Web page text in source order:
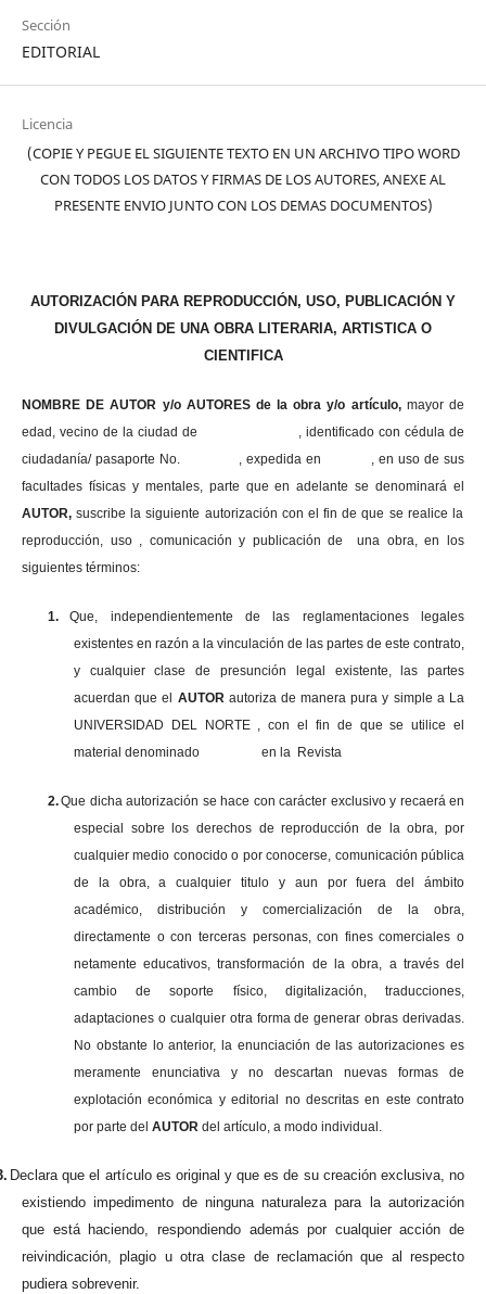
Sección
EDITORIAL
Licencia
(COPIE Y PEGUE EL SIGUIENTE TEXTO EN UN ARCHIVO TIPO WORD
CON TODOS LOS DATOS Y FIRMAS DE LOS AUTORES, ANEXE AL
PRESENTE ENVIO JUNTO CON LOS DEMAS DOCUMENTOS)
AUTORIZACIÓN PARA REPRODUCCIÓN, USO, PUBLICACIÓN Y
DIVULGACIÓN DE UNA OBRA LITERARIA, ARTISTICA O
CIENTIFICA
NOMBRE DE AUTOR y/o AUTORES de la obra y/o artículo, mayor de
edad, vecino de la ciudad de , identificado con cédula de
ciudadanía/ pasaporte No. , expedida en , en uso de sus
facultades físicas y mentales, parte que en adelante se denominará el
AUTOR,suscribe la siguiente autorización con el fin de que se realice la
reproducción, uso , comunicación y publicación de una obra, en los
siguientes términos:
1.
Que, independientemente de las reglamentaciones legales
existentes en razón a la vinculación de las partes de este contrato,
y cualquier clase de presunción legal existente, las partes
acuerdan que el AUTOR autoriza de manera pura y simple a La
UNIVERSIDAD DEL NORTE , con el fin de que se utilice el
material denominado en la Revista
2.Que dicha autorización se hace con carácter exclusivo y recaerá en
especial sobre los derechos de reproducción de la obra, por
cualquier medio conocido o por conocerse, comunicación pública
de la obra, a cualquier titulo y aun por fuera del ámbito
académico, distribución y comercialización de la obra,
directamente o con terceras personas, con fines comerciales o
netamente educativos, transformación de la obra, a través del
cambio de soporte físico, digitalización, traducciones,
adaptaciones o cualquier otra forma de generar obras derivadas.
No obstante lo anterior, la enunciación de las autorizaciones es
meramente enunciativa y no descartan nuevas formas de
explotación económica y editorial no descritas en este contrato
por parte del AUTORdel artículo, a modo individual.
Declara que el artículo es original y que es de su creación exclusiva, no
existiendo impedimento de ninguna naturaleza para la autorización
que está haciendo, respondiendo además por cualquier acción de
reivindicación, plagio u otra clase de reclamación que al respecto
pudiera sobrevenir.